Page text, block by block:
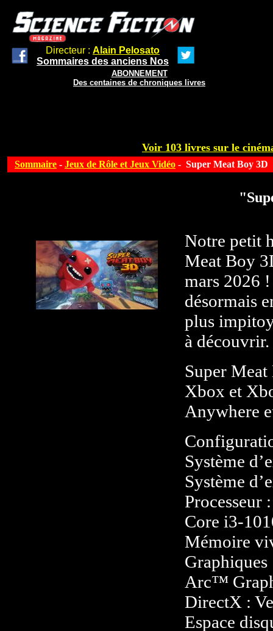
Directeur : Alain Pelosato
Sommaires des anciens Nos
ABONNEMENT
Des centaines de chroniques livres
Voir 103 livres sur le
Sommaire - Jeux de Rôle et Jeux Vidéo - Super Meat Boy 3D
Notre petit
Meat Boy
mars 2026
désormais
plus
à découvrir.
Super
Xbox et
Anywhere
Système
Système
Processeur
Core i3-
Mémoire
Arc™
DirectX :
Espace